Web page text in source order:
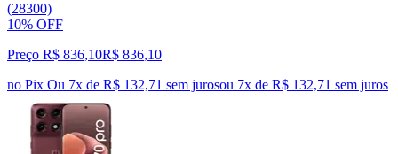
(28300)
10% OFF
Preço R$ 836,10R$ 836,10
no Pix Ou 7x de R$ 132,71 sem jurosou 7x de R$ 132,71 sem juros